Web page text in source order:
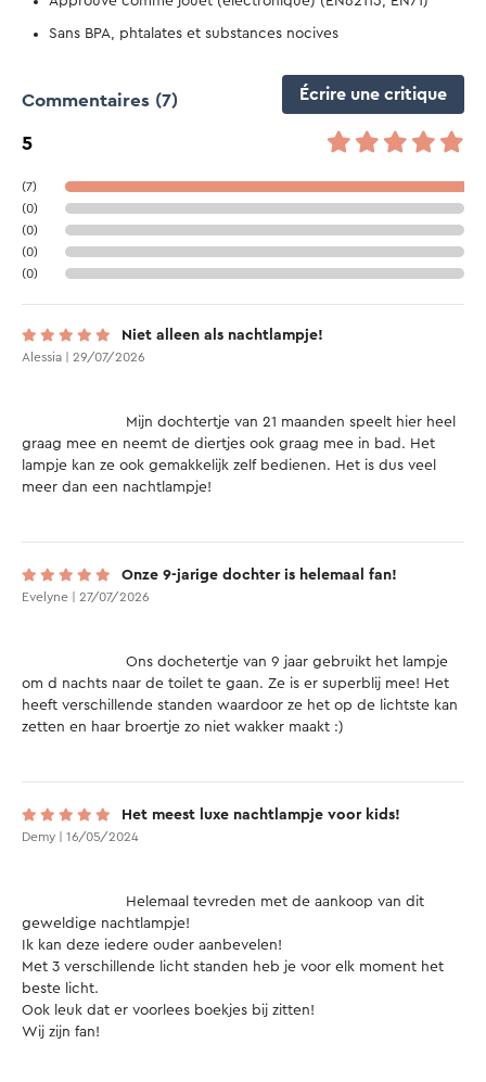
Sans BPA, phtalates et substances nocives
Commentaires (7) Écrire une critique
5
(7)
(0)
(0)
(0)
(0)
Niet alleen als nachtlampje!
Alessia | 29/07/2026
graag mee en neemt de diertjes ook graag mee in bad. Het
lampje kan ze ook gemakkelijk zelf bedienen. Het is dus veel
meer dan een nachtlampje!
Onze 9-jarige dochter is helemaal fan!
Evelyne | 27/07/2026
om d nachts naar de toilet te gaan. Ze is er superblij mee! Het
heeft verschillende standen waardoor ze het op de lichtste kan
zetten en haar broertje zo niet wakker maakt :)
Het meest luxe nachtlampje voor kids!
Demy | 16/05/2024
geweldige nachtlampje!
Ik kan deze iedere ouder aanbevelen!
Met 3 verschillende licht standen heb je voor elk moment het
beste licht.
Ook leuk dat er voorlees boekjes bij zitten!
Wij zijn fan!